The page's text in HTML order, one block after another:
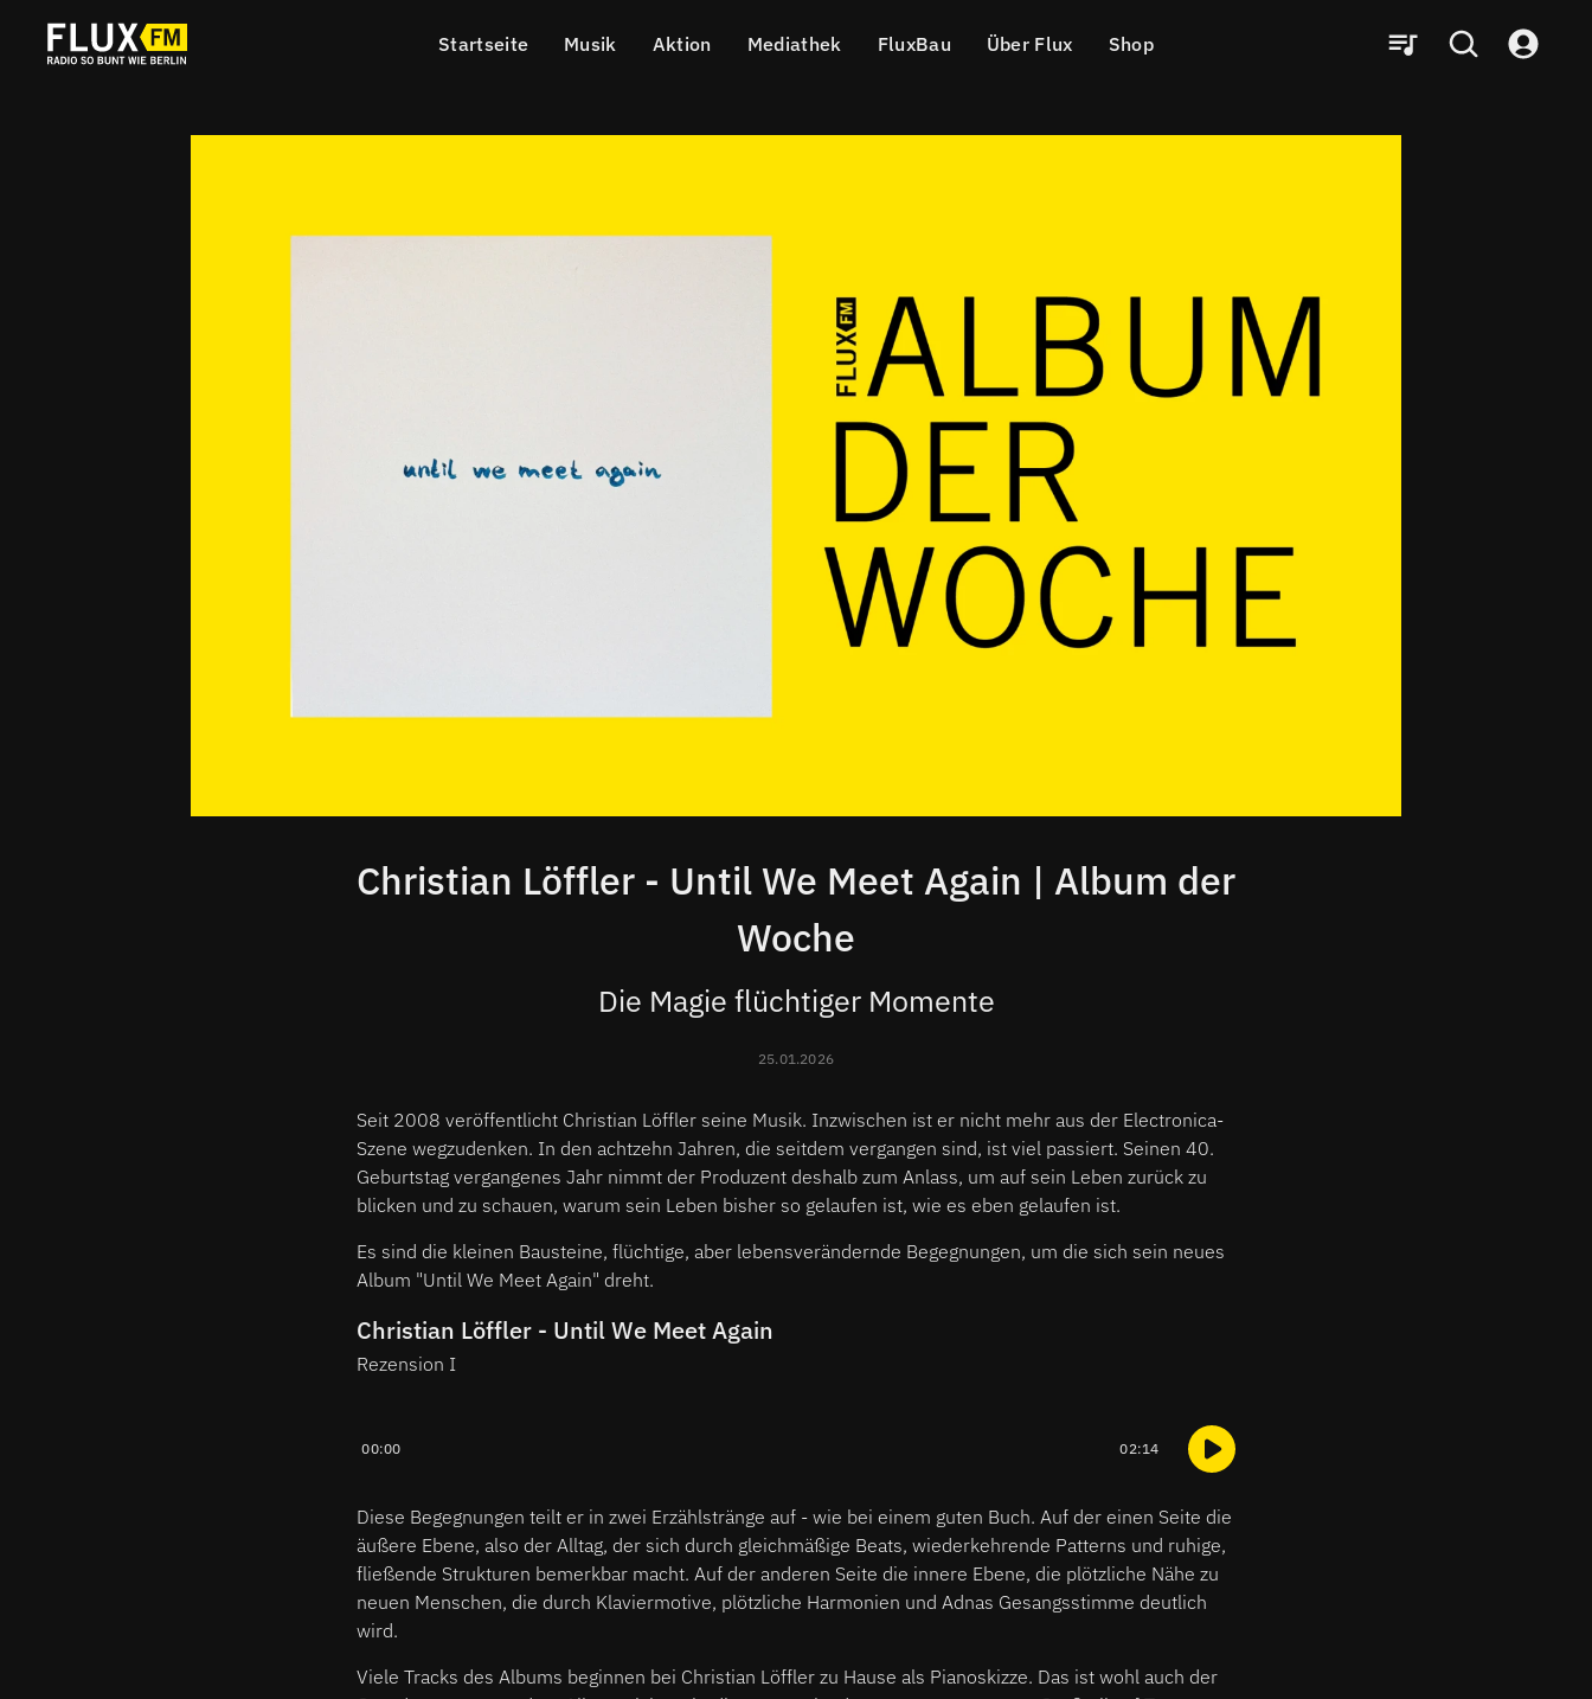
Startseite Musik Aktion Mediathek FluxBau Über Flux Shop
Christian Löffler - Until We Meet Again | Album der
Woche
Die Magie flüchtiger Momente
25.01.2026
Seit 2008 veröffentlicht Christian Löffler seine Musik. Inzwischen ist er nicht mehr aus der Electronica-
Szene wegzudenken. In den achtzehn Jahren, die seitdem vergangen sind, ist viel passiert. Seinen 40.
Geburtstag vergangenes Jahr nimmt der Produzent deshalb zum Anlass, um auf sein Leben zurück zu
blicken und zu schauen, warum sein Leben bisher so gelaufen ist, wie es eben gelaufen ist.
Es sind die kleinen Bausteine, flüchtige, aber lebensverändernde Begegnungen, um die sich sein neues
Album "Until We Meet Again" dreht.
Christian Löffler - Until We Meet Again
Rezension I
00:00 02:14
Diese Begegnungen teilt er in zwei Erzählstränge auf - wie bei einem guten Buch. Auf der einen Seite die
äußere Ebene, also der Alltag, der sich durch gleichmäßige Beats, wiederkehrende Patterns und ruhige,
fließende Strukturen bemerkbar macht. Auf der anderen Seite die innere Ebene, die plötzliche Nähe zu
neuen Menschen, die durch Klaviermotive, plötzliche Harmonien und Adnas Gesangsstimme deutlich
wird.
Viele Tracks des Albums beginnen bei Christian Löffler zu Hause als Pianoskizze. Das ist wohl auch der